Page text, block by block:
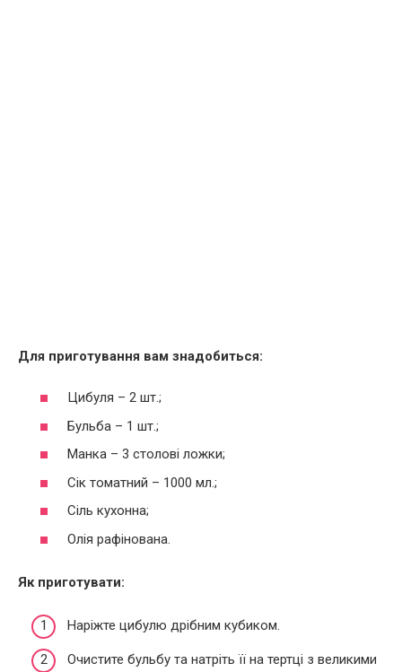
Для приготування вам знадобиться:
Цибуля – 2 шт.;
Бульба – 1 шт.;
Манка – 3 столові ложки;
Сік томатний – 1000 мл.;
Сіль кухонна;
Олія рафінована.
Як приготувати:
Наріжте цибулю дрібним кубиком.
Очистите бульбу та натріть її на тертці з великими